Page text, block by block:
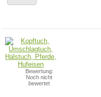
Bewertung:
Noch nicht
bewertet